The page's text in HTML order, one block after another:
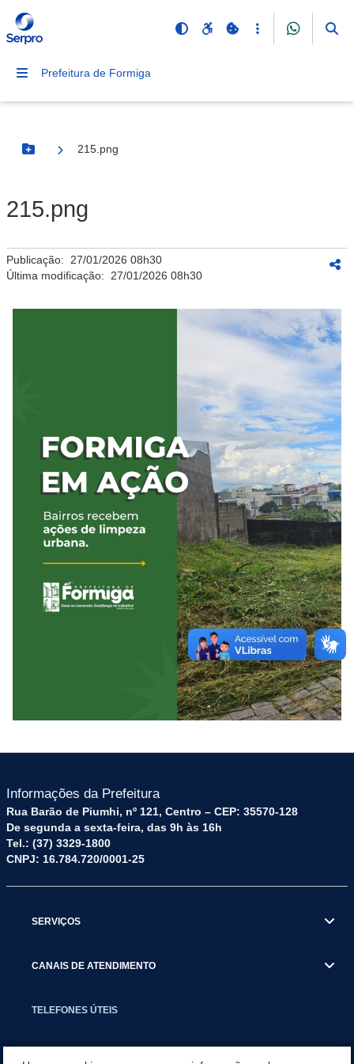
Prefeitura de Formiga
Botão Menu
215.png
215.png
Publicação: 27/01/2026 08h30
Última modificação: 27/01/2026 08h30
Informações da Prefeitura
Rua Barão de Piumhi, nº 121, Centro – CEP: 35570-128
De segunda a sexta-feira, das 9h às 16h
Tel.: (37) 3329-1800
CNPJ: 16.784.720/0001-25
SERVIÇOS
CANAIS DE ATENDIMENTO
TELEFONES ÚTEIS